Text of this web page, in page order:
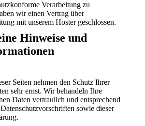
Verarbeitung zu
wir einen Vertrag über
mit unserem Hoster geschlossen.
Hinweise und
Seiten nehmen den Schutz Ihrer
sehr ernst. Wir behandeln Ihre
Daten vertraulich und entsprechend
sowie dieser